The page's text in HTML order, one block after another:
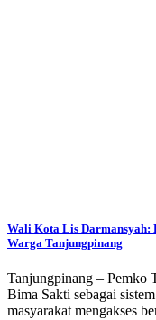
Wali Kota Lis Darmansyah:
Warga Tanjungpinang
Tanjungpinang – Pemko
Bima Sakti sebagai
masyarakat mengakses